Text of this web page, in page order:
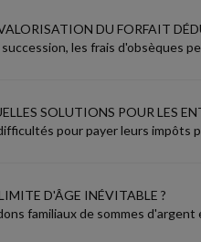
DU FORFAIT
les frais
SOLUTIONS POUR LES
pour payer leurs impôts
D'ÂGE INÉVITABLE ?
familiaux de sommes